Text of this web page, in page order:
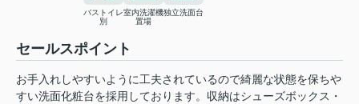
バストイレ
別
室内洗濯機
置場
独立洗面台
セールスポイント
お手入れしやすいように工夫されているので綺麗な状態を保ちや
すい洗面化粧台を採用しております。収納はシューズボックス・